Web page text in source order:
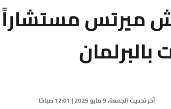
ميرتس مستشاراً
آخر تحديثالجمعة، 9 مايو 2025 | 12:01 صباحًا